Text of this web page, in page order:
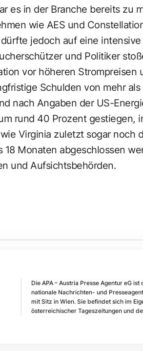
es in der Branche bereits zu
wie AES und
jedoch auf eine
und Politiker
vor höheren Strompreisen
Schulden von mehr
nach Angaben der US-
rund 40 Prozent gestiegen,
Virginia zuletzt sogar noch
18 Monaten abgeschlossen
und Aufsichtsbehörden.
Die APA – Austria Presse Agentur eG ist
nationale Nachrichten- und
mit Sitz in Wien. Sie befindet sich im
österreichischer Tageszeitungen und